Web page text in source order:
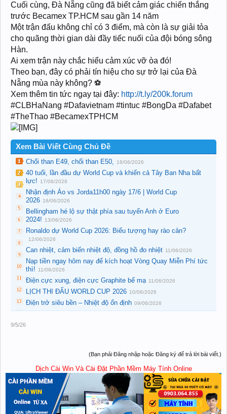
Cuối cùng, Đà Nẵng cũng đã biết cảm giác chiến thắng
trước Becamex TP.HCM sau gần 14 năm
Một trận đấu không chỉ có 3 điểm, mà còn là sự giải tỏa
cho quãng thời gian dài đầy tiếc nuối của đội bóng sông
Hàn.
Ai xem trận này chắc hiểu cảm xúc vỡ òa đó!
Theo bạn, đây có phải tín hiệu cho sự trở lại của Đà
Nẵng mùa này không? ⚽️
Xem thêm tin tức ngay tại đây: http://t.ly/200k.forum
#CLBHaNang #Dafavietnam #tintuc #BongDa #Dafabet
#TheThao #BecamexTPHCM
Xem Bài Viết Cùng Chủ Đề
Chổi than E49, chổi than E50, 18/06/2026
40 tuổi, lần đầu dự World Cup và khiến cả Tây Ban Nha bất
lực!
17/06/2026
Nhận định Áo vs Jorda11h00 ngày 17/6 | World Cup
2026 16/06/2026
Bellingham hé lộ sự thật phía sau tuyển Anh ở Euro
2024!
13/06/2026
Ronaldo dự World Cup 2026: Biểu tượng hay rào cản?
12/06/2026
Can nhiệt, cảm biến nhiệt độ, đồng hồ đo nhiệt 11/06/2026
Nạp tiền ngay hôm nay để kích hoạt Vòng Quay Miễn Phí tức
thì!
11/06/2026
Điện cực xung, điện cực Graphite bể mạ 11/06/2026
LỊCH THI ĐẤU WORLD CUP 2026 10/06/2026
Điện trở siêu bền – Nhiệt độ ổn định 09/06/2026
9/5/26
(Bạn phải Đăng nhập hoặc Đăng ký để trả lời bài viết.)
Dịch Cài Win Và Cài Đặt Phần Mềm Máy Tính Online